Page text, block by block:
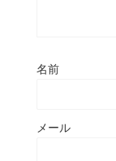
名前
メール